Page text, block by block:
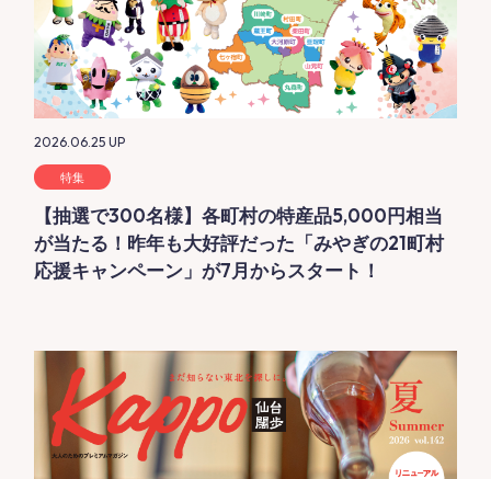
2026.06.25 UP
特集
【抽選で300名様】各町村の特産品5,000円相当
が当たる！昨年も大好評だった「みやぎの21町村
応援キャンペーン」が7月からスタート！